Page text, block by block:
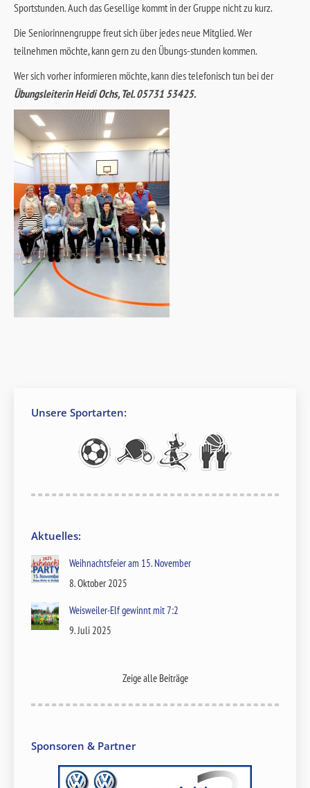
Sportstunden. Auch das Gesellige kommt in der Gruppe nicht zu kurz.
Die Seniorinnengruppe freut sich über jedes neue Mitglied. Wer
teilnehmen möchte, kann gern zu den Übungs-stunden kommen.
Wer sich vorher informieren möchte, kann dies telefonisch tun bei der
Übungsleiterin Heidi Ochs, Tel. 05731 53425.
Unsere Sportarten:
Aktuelles:
Weihnachtsfeier am 15. November
8. Oktober 2025
Weisweiler-Elf gewinnt mit 7:2
9. Juli 2025
Zeige alle Beiträge
Sponsoren & Partner